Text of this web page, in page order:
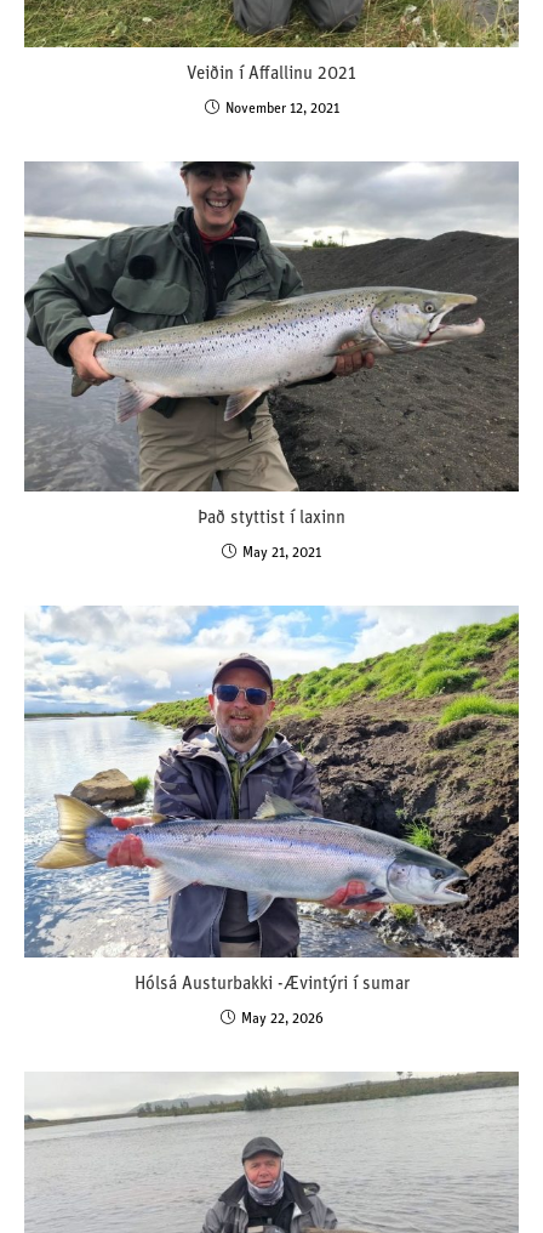
Veiðin í Affallinu 2021
November 12, 2021
Það styttist í laxinn
May 21, 2021
Hólsá Austurbakki -Ævintýri í sumar
May 22, 2026